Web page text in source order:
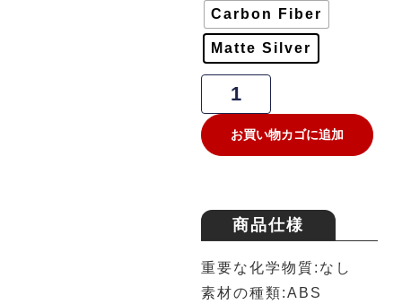
Carbon Fiber
Matte Silver
お買い物カゴに追加
商品仕様
重要な化学物質:なし
素材の種類:ABS